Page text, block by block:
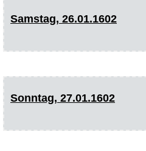
Samstag, 26.01.1602
Sonntag, 27.01.1602